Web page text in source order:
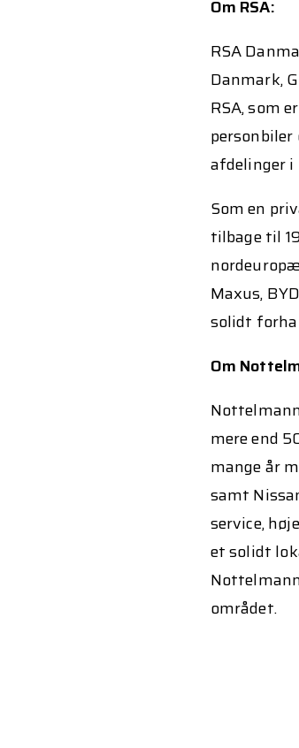
Om RSA:
RSA
Danmark,
RSA, som
personbiler
afdelinger i
Som en
tilbage til
Maxus,
solidt
Om
mere end
mange år
samt
service,
et solidt
området.